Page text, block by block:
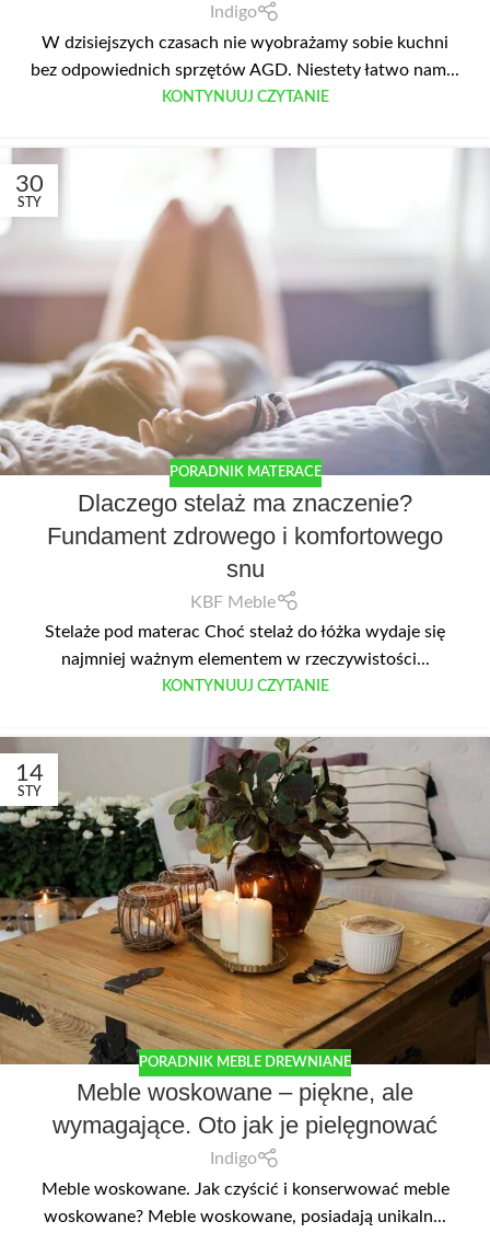
Indigo
W dzisiejszych czasach nie wyobrażamy sobie kuchni
bez odpowiednich sprzętów AGD. Niestety łatwo nam...
KONTYNUUJ CZYTANIE
30
STY
PORADNIK MATERACE
Dlaczego stelaż ma znaczenie?
Fundament zdrowego i komfortowego
snu
KBF Meble
Stelaże pod materac Choć stelaż do łóżka wydaje się
najmniej ważnym elementem w rzeczywistości...
KONTYNUUJ CZYTANIE
14
STY
PORADNIK MEBLE DREWNIANE
Meble woskowane – piękne, ale
wymagające. Oto jak je pielęgnować
Indigo
Meble woskowane. Jak czyścić i konserwować meble
woskowane? Meble woskowane, posiadają unikaln...